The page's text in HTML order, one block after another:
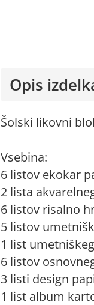
Opis
Šolski likovni
Vsebina:
6 listov ekokar
2 lista
6 listov risalno
5 listov
1 list
6 listov
3 listi design
1 list album